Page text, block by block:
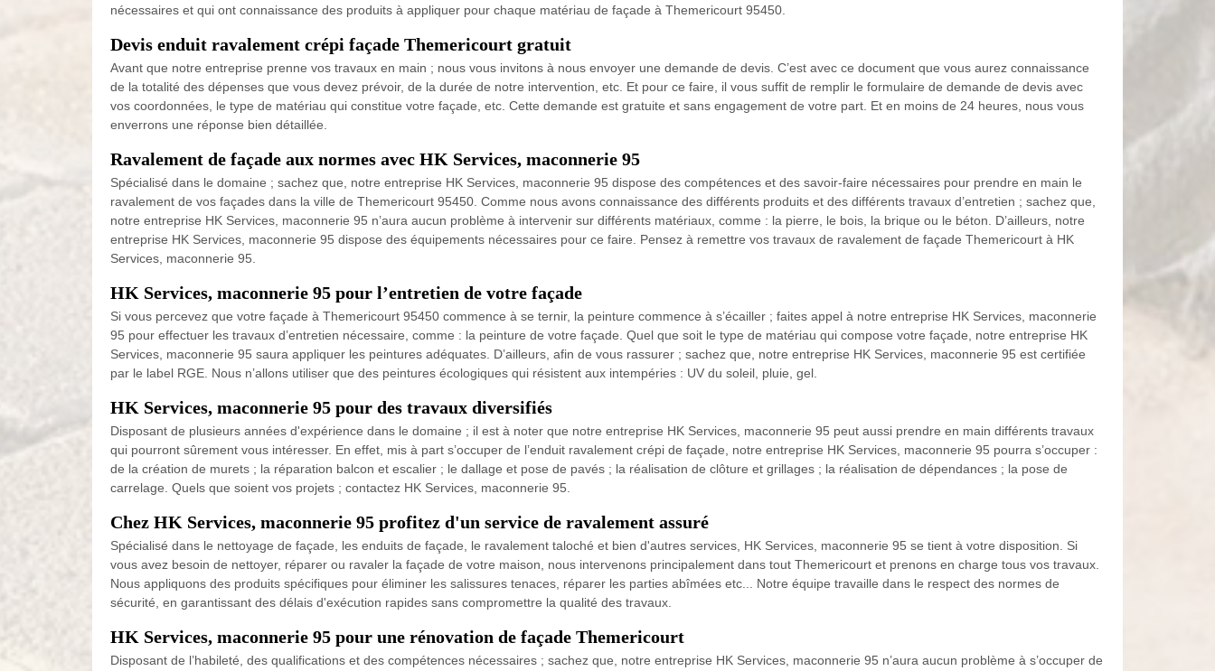
nécessaires et qui ont connaissance des produits à appliquer pour chaque matériau de façade à Themericourt 95450.
Devis enduit ravalement crépi façade Themericourt gratuit
Avant que notre entreprise prenne vos travaux en main ; nous vous invitons à nous envoyer une demande de devis. C’est avec ce document que vous aurez connaissance
de la totalité des dépenses que vous devez prévoir, de la durée de notre intervention, etc. Et pour ce faire, il vous suffit de remplir le formulaire de demande de devis avec
vos coordonnées, le type de matériau qui constitue votre façade, etc. Cette demande est gratuite et sans engagement de votre part. Et en moins de 24 heures, nous vous
enverrons une réponse bien détaillée.
Ravalement de façade aux normes avec HK Services, maconnerie 95
Spécialisé dans le domaine ; sachez que, notre entreprise HK Services, maconnerie 95 dispose des compétences et des savoir-faire nécessaires pour prendre en main le
ravalement de vos façades dans la ville de Themericourt 95450. Comme nous avons connaissance des différents produits et des différents travaux d’entretien ; sachez que,
notre entreprise HK Services, maconnerie 95 n’aura aucun problème à intervenir sur différents matériaux, comme : la pierre, le bois, la brique ou le béton. D’ailleurs, notre
entreprise HK Services, maconnerie 95 dispose des équipements nécessaires pour ce faire. Pensez à remettre vos travaux de ravalement de façade Themericourt à HK
Services, maconnerie 95.
HK Services, maconnerie 95 pour l’entretien de votre façade
Si vous percevez que votre façade à Themericourt 95450 commence à se ternir, la peinture commence à s’écailler ; faites appel à notre entreprise HK Services, maconnerie
95 pour effectuer les travaux d’entretien nécessaire, comme : la peinture de votre façade. Quel que soit le type de matériau qui compose votre façade, notre entreprise HK
Services, maconnerie 95 saura appliquer les peintures adéquates. D’ailleurs, afin de vous rassurer ; sachez que, notre entreprise HK Services, maconnerie 95 est certifiée
par le label RGE. Nous n’allons utiliser que des peintures écologiques qui résistent aux intempéries : UV du soleil, pluie, gel.
HK Services, maconnerie 95 pour des travaux diversifiés
Disposant de plusieurs années d'expérience dans le domaine ; il est à noter que notre entreprise HK Services, maconnerie 95 peut aussi prendre en main différents travaux
qui pourront sûrement vous intéresser. En effet, mis à part s’occuper de l’enduit ravalement crépi de façade, notre entreprise HK Services, maconnerie 95 pourra s’occuper :
de la création de murets ; la réparation balcon et escalier ; le dallage et pose de pavés ; la réalisation de clôture et grillages ; la réalisation de dépendances ; la pose de
carrelage. Quels que soient vos projets ; contactez HK Services, maconnerie 95.
Chez HK Services, maconnerie 95 profitez d'un service de ravalement assuré
Spécialisé dans le nettoyage de façade, les enduits de façade, le ravalement taloché et bien d'autres services, HK Services, maconnerie 95 se tient à votre disposition. Si
vous avez besoin de nettoyer, réparer ou ravaler la façade de votre maison, nous intervenons principalement dans tout Themericourt et prenons en charge tous vos travaux.
Nous appliquons des produits spécifiques pour éliminer les salissures tenaces, réparer les parties abîmées etc... Notre équipe travaille dans le respect des normes de
sécurité, en garantissant des délais d'exécution rapides sans compromettre la qualité des travaux.
HK Services, maconnerie 95 pour une rénovation de façade Themericourt
Disposant de l’habileté, des qualifications et des compétences nécessaires ; sachez que, notre entreprise HK Services, maconnerie 95 n’aura aucun problème à s’occuper de